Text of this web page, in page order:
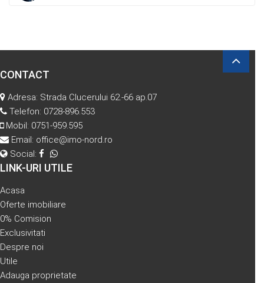
CONTACT
Adresa: Strada Clucerului 62.-66 ap.07
Telefon: 0728-896.553
Mobil: 0751-959.595
Email: office@imo-nord.ro
Social:
LINK-URI UTILE
Acasa
Oferte imobiliare
0% Comision
Exclusivitati
Despre noi
Utile
Adauga proprietate